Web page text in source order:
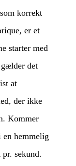
korrekt
er et
starter med
det
at
der ikke
Kommer
hemmelig
sekund.